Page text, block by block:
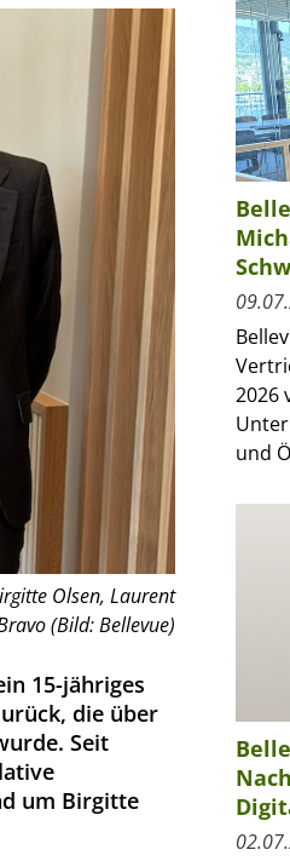
Olsen, Laurent
(Bild: Bellevue)
15-jähriges
die über
Seit
um Birgitte
2026
und